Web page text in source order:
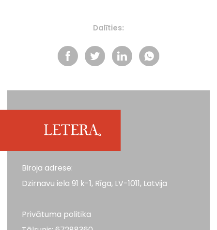
Dalīties:
Biroja adrese:
Dzirnavu iela 91 k-1, Rīga, LV-1011, Latvija
Privātuma politika